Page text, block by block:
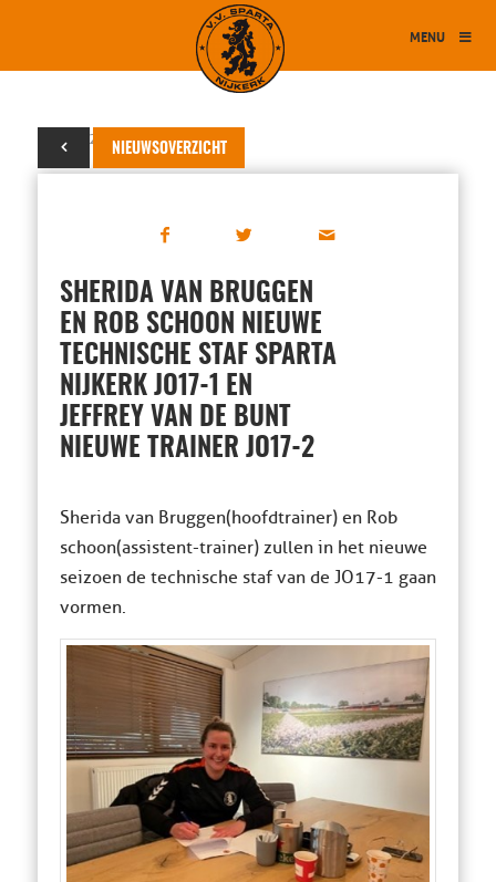
MENU
NIEUWSOVERZICHT
09 mei 2021
SHERIDA VAN BRUGGEN
EN ROB SCHOON NIEUWE
TECHNISCHE STAF SPARTA
NIJKERK JO17-1 EN
JEFFREY VAN DE BUNT
NIEUWE TRAINER JO17-2
Sherida van Bruggen(hoofdtrainer) en Rob
schoon(assistent-trainer) zullen in het nieuwe
seizoen de technische staf van de JO17-1 gaan
vormen.